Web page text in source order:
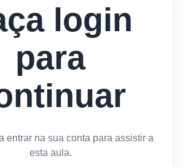
login
para
entrar na sua conta para assistir a
esta aula.